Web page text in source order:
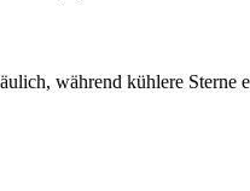
während kühlere